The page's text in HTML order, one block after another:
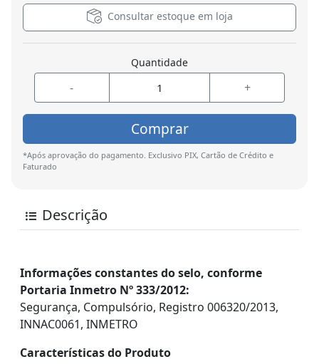
Consultar estoque em loja
Quantidade
- +
Comprar
*Após aprovação do pagamento. Exclusivo PIX, Cartão de Crédito e
Faturado
Descrição
Informações constantes do selo, conforme
Portaria Inmetro Nº 333/2012:
Segurança, Compulsório, Registro 006320/2013,
INNAC0061, INMETRO
Características do Produto